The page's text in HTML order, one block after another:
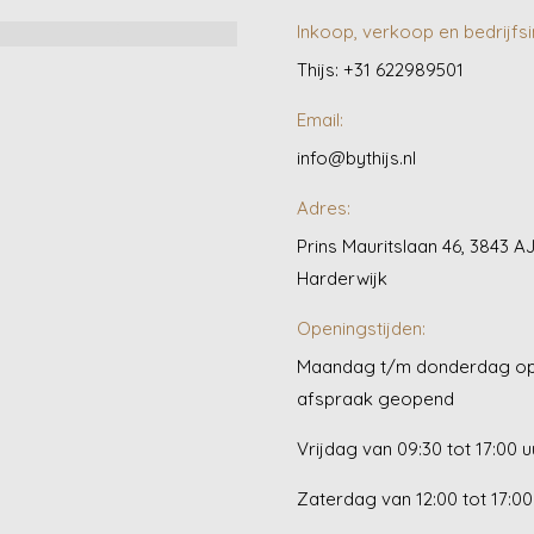
Inkoop, verkoop en
Thijs: +31 622989501
Email:
info@bythijs.nl
Adres:
Prins Mauritslaan 46, 3843 AJ
Harderwijk
Openingstijden:
Maandag t/m donderdag
afspraak geopend
Vrijdag van 09:30 tot 17:00
Zaterdag van 12:00 tot